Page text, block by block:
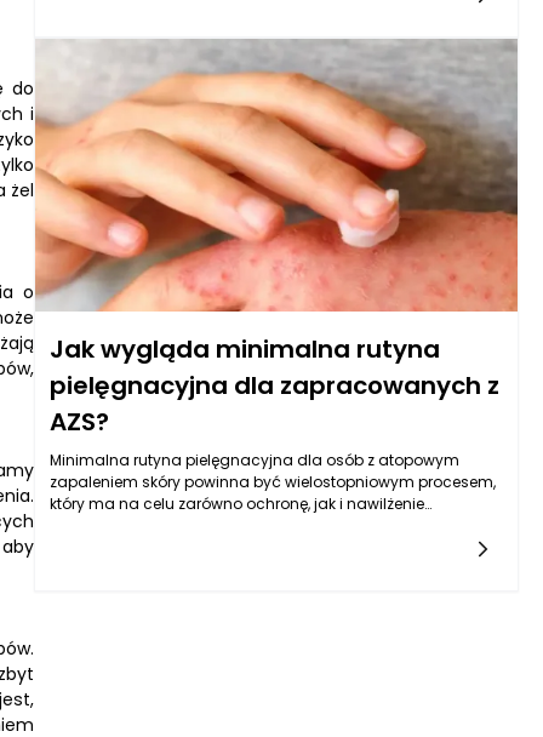
do
i
żel
o
Często nawet szczotkowanie zębów może stać się źródłem
przykrych doznań. Dlatego kluczowa staje się codzienna,
odpowiednia higiena jamy ustnej, wspierana przez właściwie
dobrane produkty, w tym żel na nadwrażliwość zębów, który
przynosi ulgę i poprawia jakość życia. Systematyczne
stosowanie takich preparatów, połączone z dobrymi
nawykami higienicznymi (zobacz
więcej: https://www.klinika-flebologii-
doppler.warszawa.pl/poradnik/zeby-nadwrazliwe-na-
cieplo-jak-je-pielegnowac), stanowi fundament skutecznej
walki z nadwrażliwością.
Jak wygląda minimalna rutyna
pielęgnacyjna dla zapracowanych z
AZS?
Minimalna rutyna pielęgnacyjna dla osób z atopowym
zapaleniem skóry powinna być wielostopniowym procesem,
który ma na celu zarówno ochronę, jak i nawilżenie
które nie mają wiele czasu, aby poświęcić na skomplikowane